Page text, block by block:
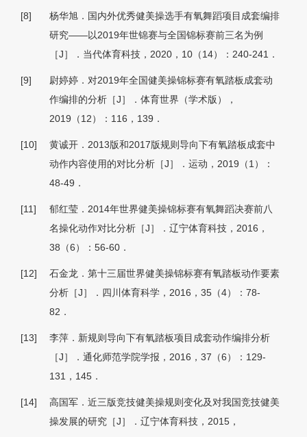
[8]
杨华旭．国内外优秀健美操选手有氧舞蹈项目成套编排
研究——以2019年世锦赛与全国锦标赛前三名为例
［J］．当代体育科技，2020，10（14）：240-241．
[9]
尉婷婷．对2019年全国健美操锦标赛有氧踏板成套动
作编排的分析［J］．体育世界（学术版），
2019（12）：116，139．
[10]
黄诚开．2013版和2017版规则导向下有氧踏板成套中
动作内容使用的对比分析［J］．运动，2019（1）：
48-49．
[11]
郁红莹．2014年世界健美操锦标赛有氧舞蹈决赛前八
名操化动作对比分析［J］．辽宁体育科技，2016，
38（6）：56-60．
[12]
石金龙．第十三届世界健美操锦标赛有氧踏板动作要素
分析［J］．四川体育科学，2016，35（4）：78-
82．
[13]
李萍．新规则导向下有氧踏板项目成套动作编排分析
［J］．通化师范学院学报，2016，37（6）：129-
131，145．
[14]
高国军．近三版竞技健美操规则变化及对我国竞技健美
操发展的研究［J］．辽宁体育科技，2015，